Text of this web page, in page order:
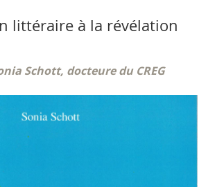
littéraire à la révélation
Schott, docteure du CREG